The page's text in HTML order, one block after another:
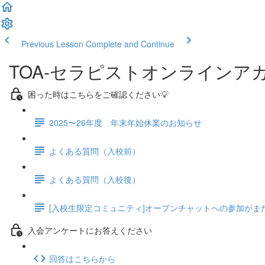
Previous Lesson Complete and Continue
TOA-セラピストオンラインア
困った時はこちらをご確認ください💡
2025〜26年度 年末年始休業のお知らせ
よくある質問（入校前）
よくある質問（入校後）
[入校生限定コミュニティ]オープンチャットへの参加がま
入会アンケートにお答えください
回答はこちらから